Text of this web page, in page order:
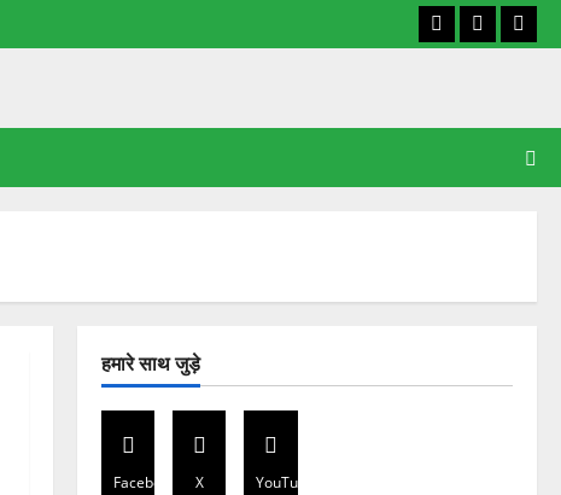
Facebook
X
हमारे साथ जुड़े
Facebook X YouTube